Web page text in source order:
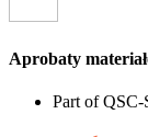
Aprobaty
Part of QSC-